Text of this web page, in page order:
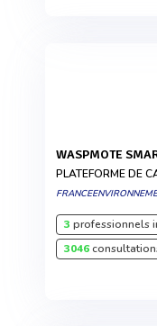
WASPMOTE
PLATEFORME DE
3 professionnels
3046